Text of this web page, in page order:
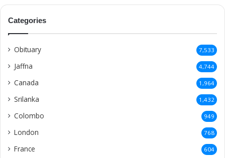
Categories
Obituary 7,533
Jaffna 4,744
Canada 1,964
Srilanka 1,432
Colombo 949
London 768
France 604